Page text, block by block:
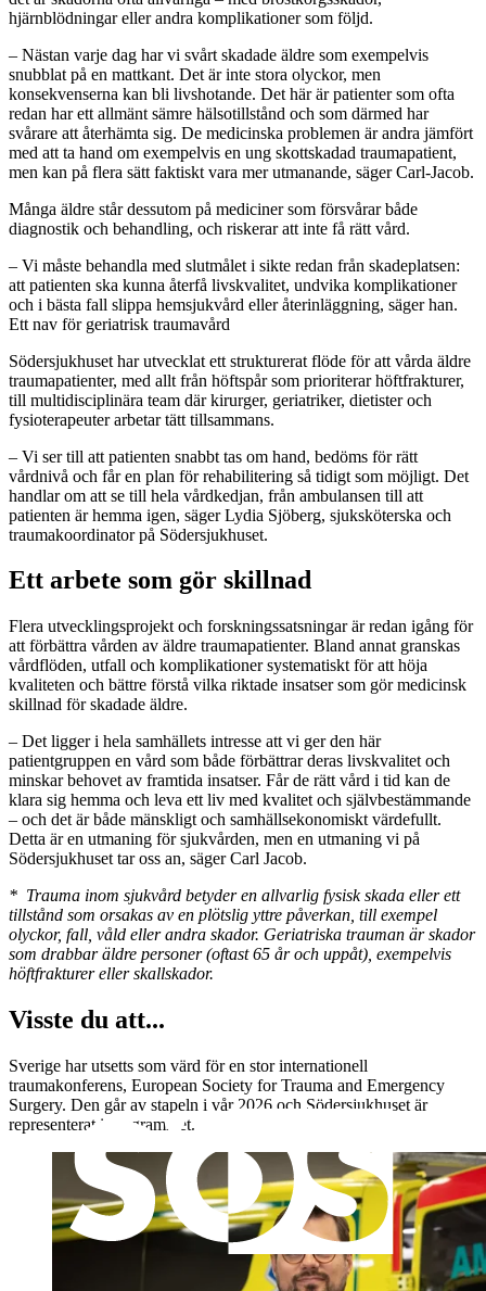
hjärnblödningar eller andra komplikationer som följd.
– Nästan varje dag har vi svårt skadade äldre som exempelvis
snubblat på en mattkant. Det är inte stora olyckor, men
konsekvenserna kan bli livshotande. Det här är patienter som ofta
redan har ett allmänt sämre hälsotillstånd och som därmed har
svårare att återhämta sig. De medicinska problemen är andra jämfört
med att ta hand om exempelvis en ung skottskadad traumapatient,
men kan på flera sätt faktiskt vara mer utmanande, säger Carl-Jacob.
Många äldre står dessutom på mediciner som försvårar både
diagnostik och behandling, och riskerar att inte få rätt vård.
– Vi måste behandla med slutmålet i sikte redan från skadeplatsen:
att patienten ska kunna återfå livskvalitet, undvika komplikationer
och i bästa fall slippa hemsjukvård eller återinläggning, säger han.
Ett nav för geriatrisk traumavård
Södersjukhuset har utvecklat ett strukturerat flöde för att vårda äldre
traumapatienter, med allt från höftspår som prioriterar höftfrakturer,
till multidisciplinära team där kirurger, geriatriker, dietister och
fysioterapeuter arbetar tätt tillsammans.
– Vi ser till att patienten snabbt tas om hand, bedöms för rätt
vårdnivå och får en plan för rehabilitering så tidigt som möjligt. Det
handlar om att se till hela vårdkedjan, från ambulansen till att
patienten är hemma igen, säger Lydia Sjöberg, sjuksköterska och
traumakoordinator på Södersjukhuset.
Ett arbete som gör skillnad
Flera utvecklingsprojekt och forskningssatsningar är redan igång för
att förbättra vården av äldre traumapatienter. Bland annat granskas
vårdflöden, utfall och komplikationer systematiskt för att höja
kvaliteten och bättre förstå vilka riktade insatser som gör medicinsk
skillnad för skadade äldre.
– Det ligger i hela samhällets intresse att vi ger den här
patientgruppen en vård som både förbättrar deras livskvalitet och
minskar behovet av framtida insatser. Får de rätt vård i tid kan de
klara sig hemma och leva ett liv med kvalitet och självbestämmande
– och det är både mänskligt och samhällsekonomiskt värdefullt.
Detta är en utmaning för sjukvården, men en utmaning vi på
Södersjukhuset tar oss an, säger Carl Jacob.
* Trauma inom sjukvård betyder en allvarlig fysisk skada eller ett
tillstånd som orsakas av en plötslig yttre påverkan, till exempel
olyckor, fall, våld eller andra skador. Geriatriska trauman är skador
som drabbar äldre personer (oftast 65 år och uppåt), exempelvis
höftfrakturer eller skallskador.
Visste du att...
Sverige har utsetts som värd för en stor internationell
traumakonferens, European Society for Trauma and Emergency
Surgery. Den går av stapeln i vår 2026 och Södersjukhuset är
representerat i programmet.